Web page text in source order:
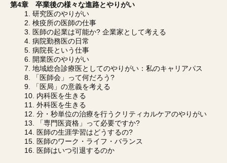
第4章 卒業後の様々な進路とやりがい
1. 研究医のやりがい
2. 検疫所の医師の仕事
3. 医師の起業は可能か? 企業家として考える
4. 病院勤務医の日常
5. 病院長という仕事
6. 開業医のやりがい
7. 地域総合診療医としてのやりがい：私のキャリアパス
8. 「医師会」って何だろう?
9. 「医局」の意義を考える
10. 内科医を生きる
11. 外科医を生きる
12. 分・秒単位の治療を行うクリティカルケアのやりがい
13. 「専門医資格」って必要ですか?
14. 医師の生涯学習はどうするの?
15. 医師のワーク・ライフ・バランス
16. 医師はいつ引退するのか